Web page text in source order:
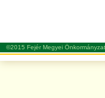
©2015 Fejér Megyei Önkormányzat